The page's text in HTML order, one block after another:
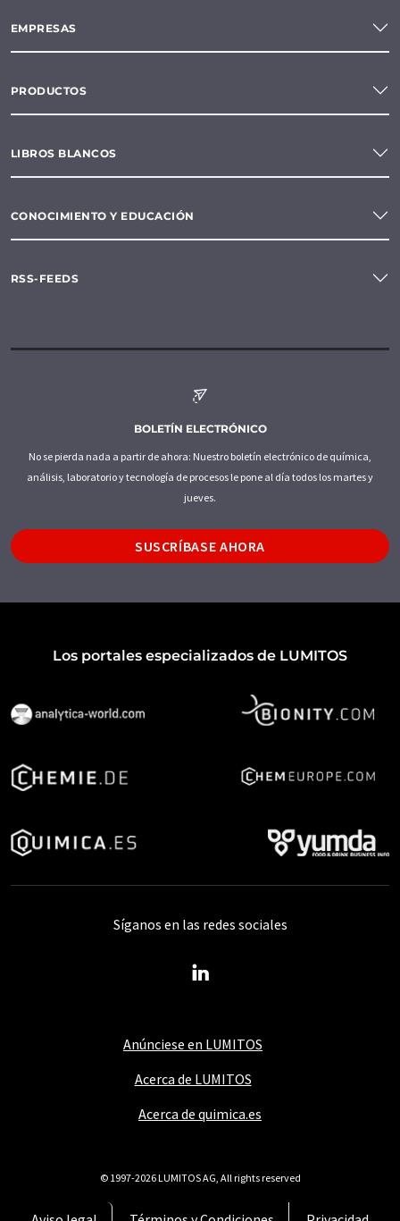
EMPRESAS
PRODUCTOS
LIBROS BLANCOS
CONOCIMIENTO Y EDUCACIÓN
RSS-FEEDS
BOLETÍN ELECTRÓNICO
No se pierda nada a partir de ahora: Nuestro boletín electrónico de química,
análisis, laboratorio y tecnología de procesos le pone al día todos los martes y
jueves.
SUSCRÍBASE AHORA
Los portales especializados de LUMITOS
Anúnciese en LUMITOS
Acerca de LUMITOS
Acerca de quimica.es
Síganos en las redes sociales
© 1997-2026 LUMITOS AG, All rights reserved